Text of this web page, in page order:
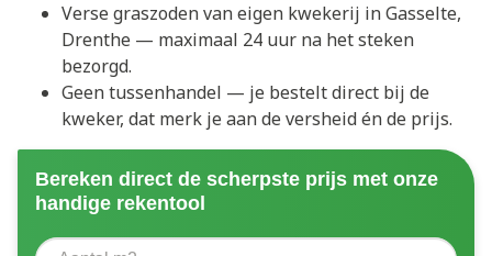
Verse graszoden van eigen kwekerij in Gasselte,
Drenthe — maximaal 24 uur na het steken
bezorgd.
Geen tussenhandel — je bestelt direct bij de
kweker, dat merk je aan de versheid én de prijs.
Bereken direct de scherpste prijs met onze
handige rekentool
Aantal vierkante meter